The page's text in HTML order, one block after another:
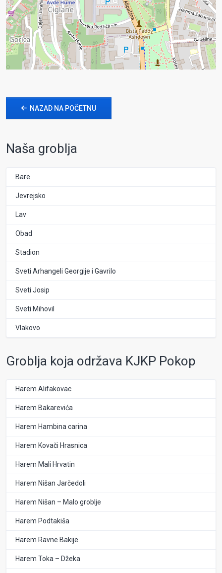
NAZAD NA POČETNU
Naša groblja
Bare
Jevrejsko
Lav
Obad
Stadion
Sveti Arhangeli Georgije i Gavrilo
Sveti Josip
Sveti Mihovil
Vlakovo
Groblja koja održava KJKP Pokop
Harem Alifakovac
Harem Bakarevića
Harem Hambina carina
Harem Kovači Hrasnica
Harem Mali Hrvatin
Harem Nišan Jarčedoli
Harem Nišan – Malo groblje
Harem Podtakiša
Harem Ravne Bakije
Harem Toka – Džeka